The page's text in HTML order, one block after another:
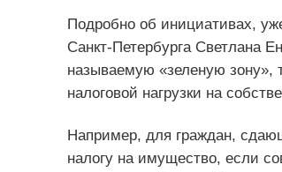
Подробно об инициативах,
Санкт-Петербурга Светлана
называемую «зеленую
налоговой нагрузки на
Например, для граждан,
налогу на имущество, если